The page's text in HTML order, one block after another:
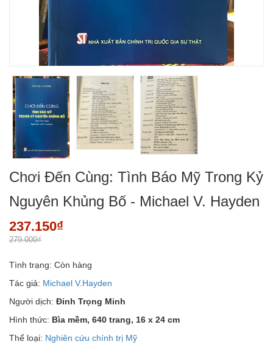
Chơi Đến Cùng: Tình Báo Mỹ Trong Kỷ
Nguyên Khủng Bố - Michael V. Hayden
237.150₫
279.000₫
Tình trạng: Còn hàng
Tác giả: Michael V.Hayden
Người dịch: Đinh Trọng Minh
Hình thức: Bìa mềm, 640 trang, 16 x 24 cm
Thể loại: Nghiên cứu chính trị Mỹ